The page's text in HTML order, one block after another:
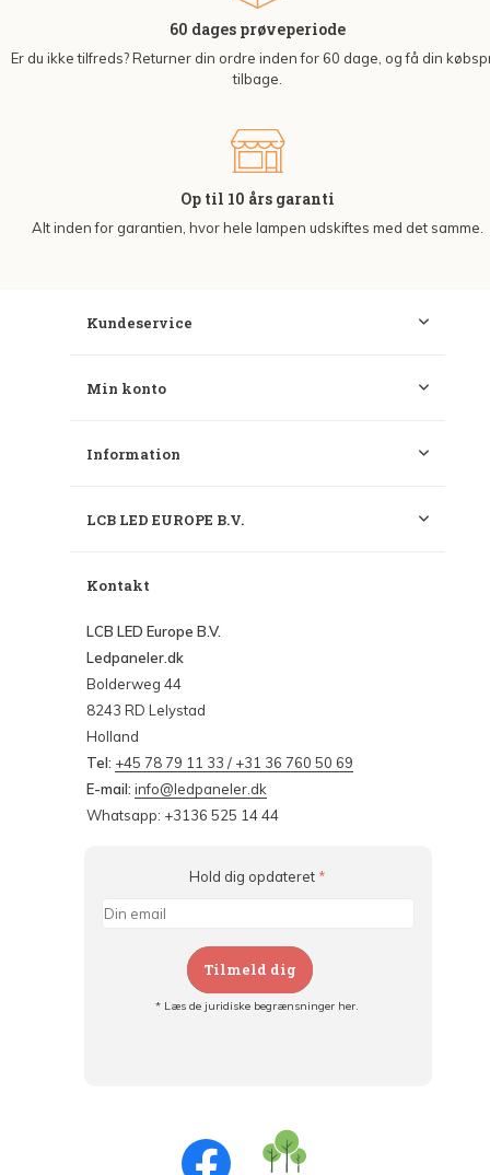
60 dages prøveperiode
Er du ikke tilfreds? Returner din ordre inden for 60 dage, og få din
tilbage.
Op til 10 års garanti
Alt inden for garantien, hvor hele lampen udskiftes med det samme.
Kundeservice
Min konto
Information
LCB LED EUROPE B.V.
Kontakt
LCB LED Europe B.V.
Ledpaneler.dk
Bolderweg 44
8243 RD Lelystad
Holland
Tel: +45 78 79 11 33 / +31 36 760 50 69
E-mail: info@ledpaneler.dk
Whatsapp: +3136 525 14 44
Hold dig opdateret *
Tilmeld dig
* Læs de juridiske begrænsninger her.